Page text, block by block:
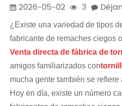
2026-05-02 3
¿Existe una variedad de tipos
fabricante de remaches ciegos
Venta directa de fábrica de
amigos familiarizados con
mucha gente también se
Hoy en día, existe un número